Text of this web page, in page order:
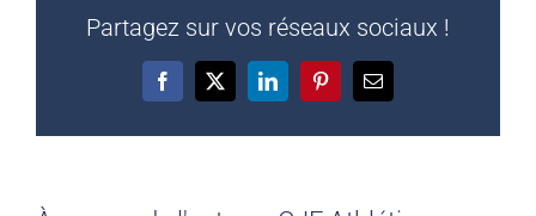
Partagez sur vos réseaux sociaux !
Facebook
X LinkedInPinterestEmail